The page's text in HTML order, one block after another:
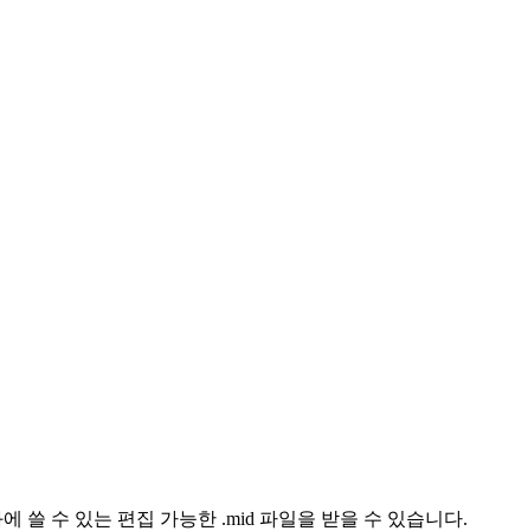
쓸 수 있는 편집 가능한 .mid 파일을 받을 수 있습니다.